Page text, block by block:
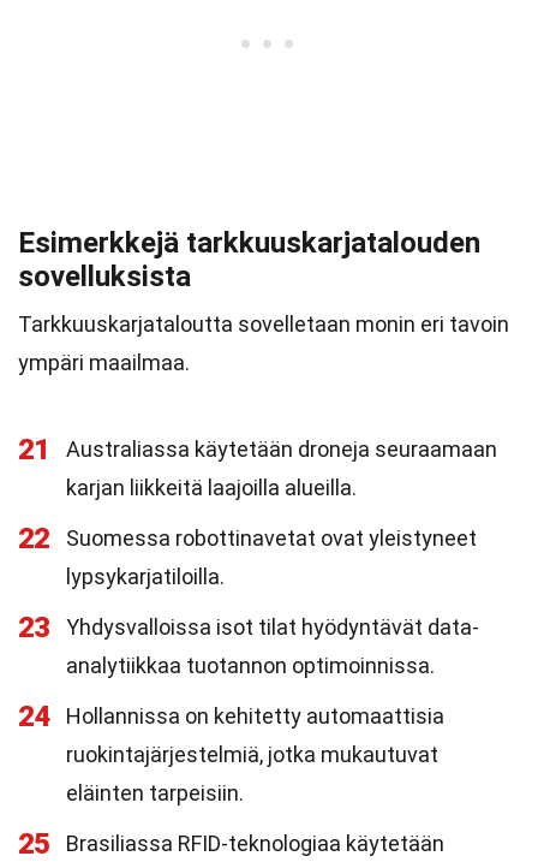
Esimerkkejä tarkkuuskarjatalouden
sovelluksista
Tarkkuuskarjataloutta sovelletaan monin eri tavoin
ympäri maailmaa.
21
Australiassa käytetään droneja seuraamaan
karjan liikkeitä laajoilla alueilla.
22
Suomessa robottinavetat ovat yleistyneet
lypsykarjatiloilla.
23
Yhdysvalloissa isot tilat hyödyntävät data-
analytiikkaa tuotannon optimoinnissa.
24
Hollannissa on kehitetty automaattisia
ruokintajärjestelmiä, jotka mukautuvat
eläinten tarpeisiin.
25
Brasiliassa RFID-teknologiaa käytetään